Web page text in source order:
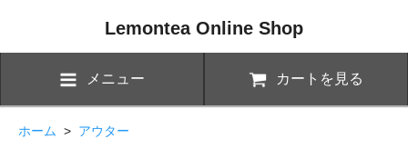
Lemontea Online Shop
メニュー カートを見る
ホーム > アウター